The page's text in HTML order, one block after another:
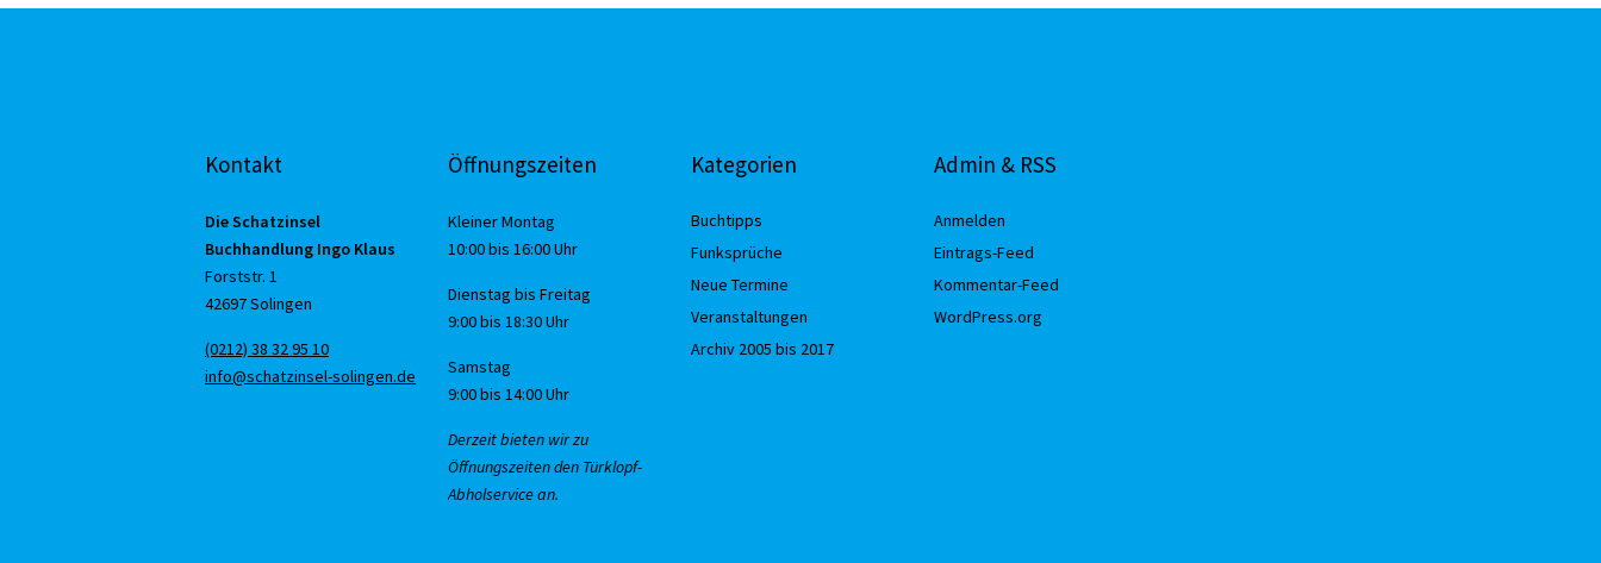
Kontakt
Die Schatzinsel
Buchhandlung Ingo Klaus
Forststr. 1
42697 Solingen
(0212) 38 32 95 10
info@schatzinsel-solingen.de
Öffnungszeiten
Kleiner Montag
10:00 bis 16:00 Uhr
Dienstag bis Freitag
9:00 bis 18:30 Uhr
Samstag
9:00 bis 14:00 Uhr
Derzeit bieten wir zu
Öffnungszeiten den Türklopf-
Abholservice an.
Kategorien
Buchtipps
Funksprüche
Neue Termine
Veranstaltungen
Archiv 2005 bis 2017
Admin & RSS
Anmelden
Eintrags-Feed
Kommentar-Feed
WordPress.org